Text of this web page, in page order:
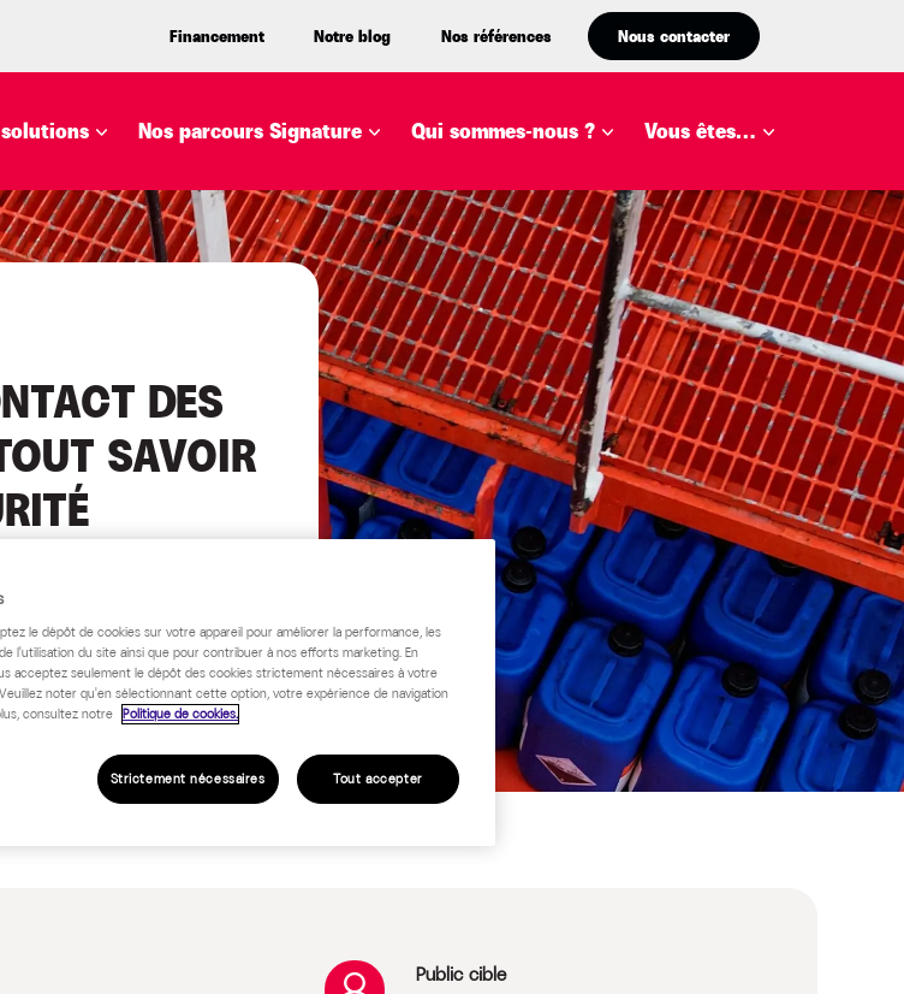
Financement Notre blog Nos références Nous contacter
Nos parcours Signature Qui sommes-nous ? Vous êtes…
DES
SAVOIR
Public cible
le dépôt de cookies sur votre appareil pour améliorer la performance, les
l'utilisation du site ainsi que pour contribuer à nos efforts marketing. En
acceptez seulement le dépôt des cookies strictement nécessaires à votre
noter qu'en sélectionnant cette option, votre expérience de navigation
consultez notre Politique de cookies.
Strictement nécessaires Tout accepter